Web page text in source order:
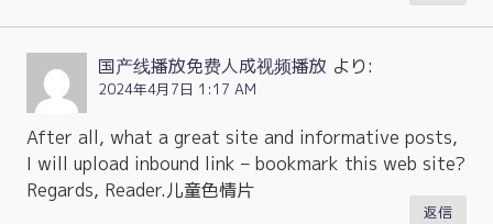
国产线播放免费人成视频播放 より:
2024年4月7日 1:17 AM
After all, what a great site and informative posts,
I will upload inbound link – bookmark this web site?
Regards, Reader.儿童色情片
返信